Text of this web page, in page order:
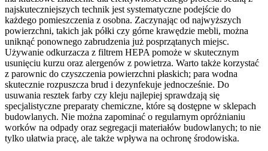
najskuteczniejszych technik jest systematyczne podejście do
każdego pomieszczenia z osobna. Zaczynając od najwyższych
powierzchni, takich jak półki czy górne krawędzie mebli, można
uniknąć ponownego zabrudzenia już posprzątanych miejsc.
Używanie odkurzacza z filtrem HEPA pomoże w skutecznym
usunięciu kurzu oraz alergenów z powietrza. Warto także korzystać
z parownic do czyszczenia powierzchni płaskich; para wodna
skutecznie rozpuszcza brud i dezynfekuje jednocześnie. Do
usuwania resztek farby czy kleju najlepiej sprawdzają się
specjalistyczne preparaty chemiczne, które są dostępne w sklepach
budowlanych. Nie można zapominać o regularnym opróżnianiu
worków na odpady oraz segregacji materiałów budowlanych; to nie
tylko ułatwia pracę, ale także wpływa na ochronę środowiska.